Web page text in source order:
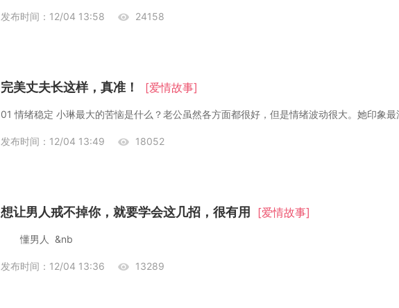
发布时间：12/04 13:58 24158
完美丈夫长这样，真准！ [爱情故事]
01 情绪稳定 小琳最大的苦恼是什么？老公虽然各方面都很好，但是情绪波动很大。她印象最
发布时间：12/04 13:49 18052
想让男人戒不掉你，就要学会这几招，很有用 [爱情故事]
懂男人 &nb
发布时间：12/04 13:36 13289